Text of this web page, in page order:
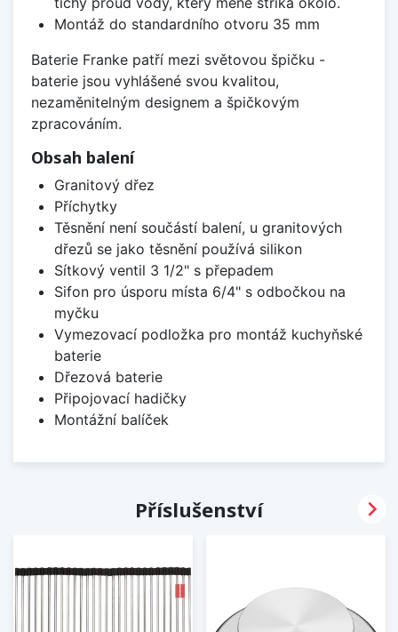
Montáž do standardního otvoru 35 mm
Baterie Franke patří mezi světovou špičku -
baterie jsou vyhlášené svou kvalitou,
nezaměnitelným designem a špičkovým
zpracováním.
Obsah balení
Granitový dřez
Příchytky
Těsnění není součástí balení, u granitových
dřezů se jako těsnění používá silikon
Sítkový ventil 3 1/2" s přepadem
Sifon pro úsporu místa 6/4" s odbočkou na
myčku
Vymezovací podložka pro montáž kuchyňské
baterie
Dřezová baterie
Připojovací hadičky
Montážní balíček
Příslušenství 